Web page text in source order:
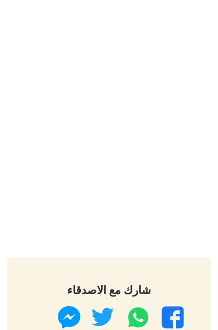
شارك مع الاصدقاء
فيسبوك
واتساب تويتر